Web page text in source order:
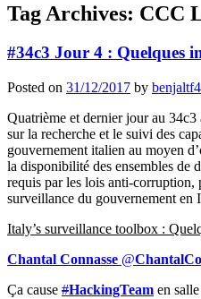
Tag Archives: CCC
#34c3 Jour 4 : Quelques
Posted on 31/12/2017 by benjaltf4
Quatrième et dernier jour au
surla recherche et le suivi des
gouvernement italien au moyen
la disponibilité des ensembles de
requis par les lois anti-corruption,
surveillance du gouvernement en
Italy’s surveillance toolbox :
Chantal Connasse @
Ça cause #HackingTeam en